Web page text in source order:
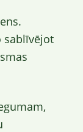
sablīvējot